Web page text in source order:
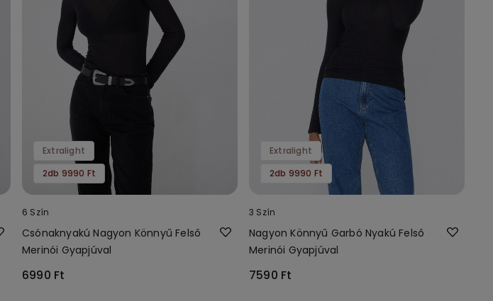
Extralight
2db 9990 Ft
6 Szín
Csónaknyakú Nagyon Könnyű Felső
Merinói Gyapjúval
6990 Ft
Extralight
2db 9990 Ft
3 Szín
Nagyon Könnyű Garbó Nyakú Felső
Merinói Gyapjúval
7590 Ft